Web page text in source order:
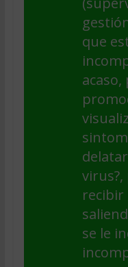
que
acaso,
recibir
se le